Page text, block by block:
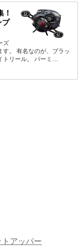
プ
ズ
。 有名なのが、ブラッ
トリール。 パーミ…
トアッパー